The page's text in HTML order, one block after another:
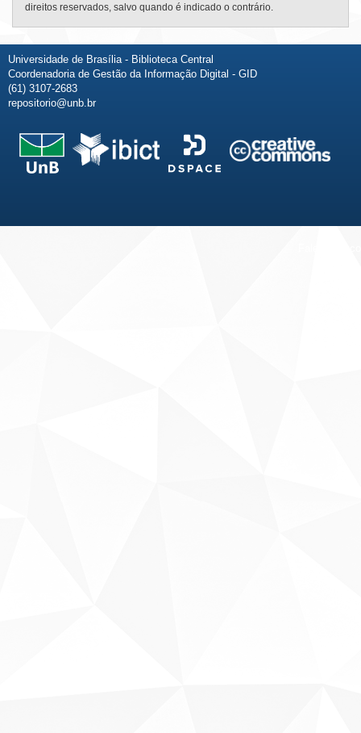
direitos reservados, salvo quando é indicado o contrário.
Universidade de Brasília - Biblioteca Central
Coordenadoria de Gestão da Informação Digital - GID
(61) 3107-2683
repositorio@unb.br